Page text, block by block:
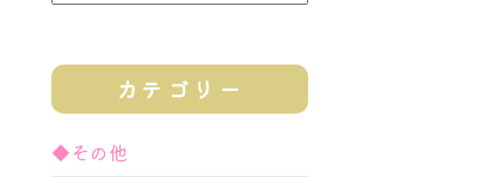
カテゴリー
◆その他